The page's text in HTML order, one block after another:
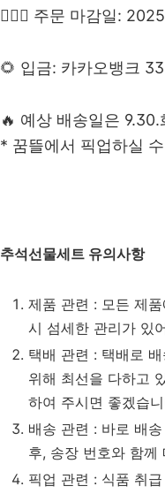
🙋🏻‍♀️ 주문 마감일:
🌻 입금: 카카오뱅크
🔥 예상 배송일은 9.30.
* 꿈뜰에서 픽업하실
추석선물세트 유의사항
제품 관련 : 모든 제
시 섬세한 관리가 있
택배 관련 : 택배로
위해 최선을 다하고
하여 주시면 좋겠습
배송 관련 : 바로 배
후, 송장 번호와 함께
픽업 관련 : 식품 취